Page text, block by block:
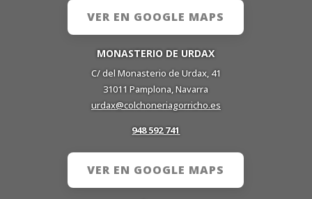
VER EN GOOGLE MAPS
MONASTERIO DE URDAX
C/ del Monasterio de Urdax, 41
31011 Pamplona, Navarra
urdax@colchoneriagorricho.es
948 592 741
VER EN GOOGLE MAPS